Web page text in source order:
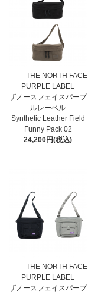
THE NORTH FACE
PURPLE LABEL
ザノースフェイスパープ
ルレーベル
Synthetic Leather Field
Funny Pack 02
24,200円(税込)
THE NORTH FACE
PURPLE LABEL
ザノースフェイスパープ